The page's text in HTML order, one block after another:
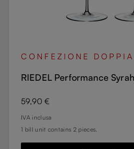
CONFEZIONE DOPPIA
RIEDEL Performance
Prezzo normale:
59,90 €
IVA inclusa
1 bill unit contains 2 pieces.